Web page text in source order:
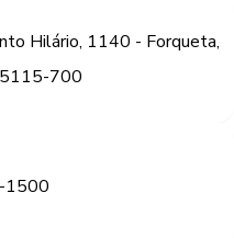
Hilário, 1140 - Forqueta,
700
1500